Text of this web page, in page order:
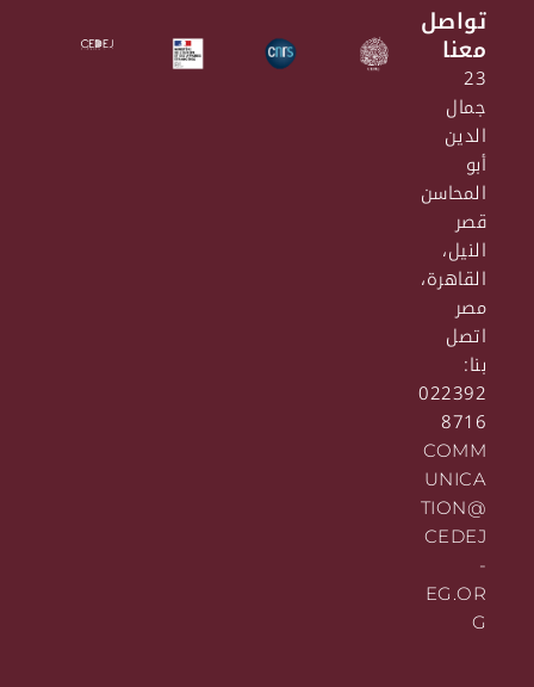
تواصل
معنا
23
جمال
الدين
أبو
المحاسن
قصر
النيل،
القاهرة،
مصر
اتصل
بنا:
022392
8716
COMM
UNICA
TION@
CEDEJ
-
EG.OR
G